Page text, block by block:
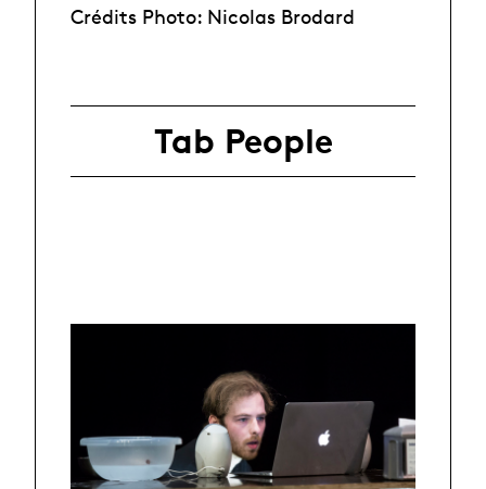
Crédits Photo: Nicolas Brodard
Tab People